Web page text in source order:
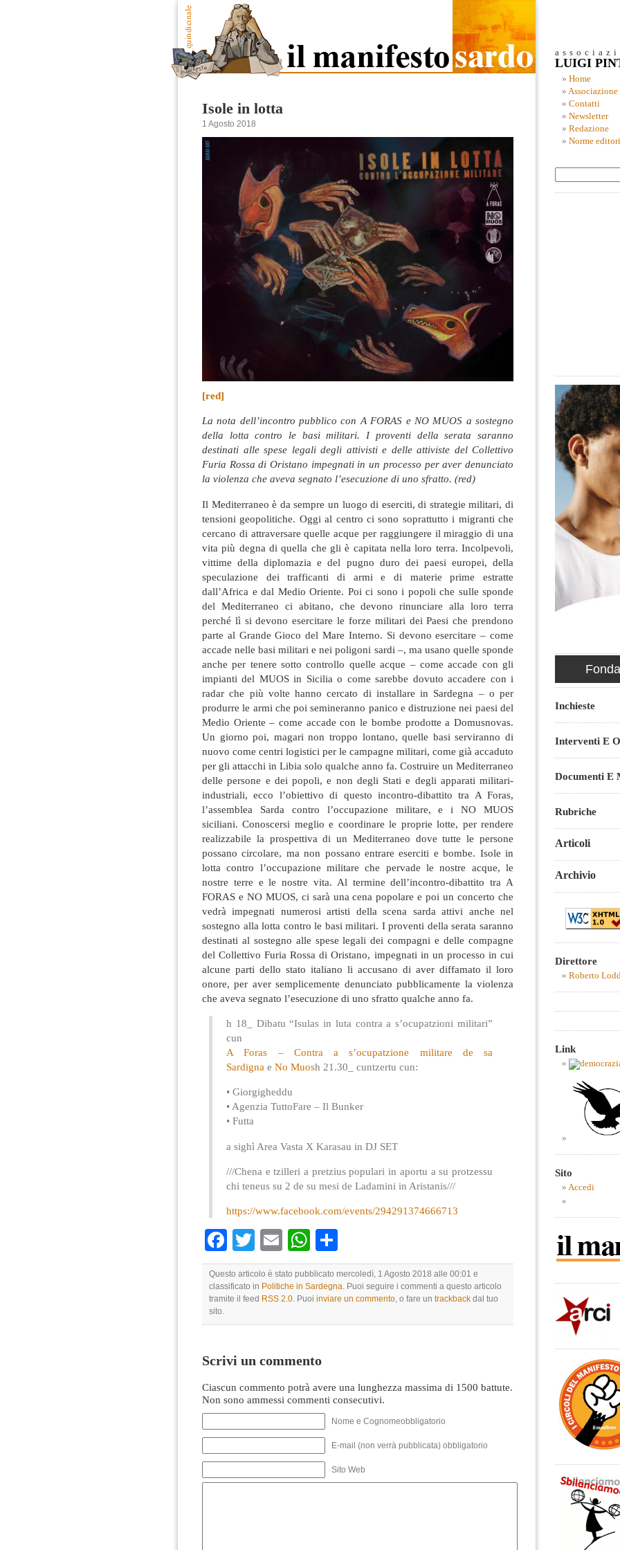
Isole in lotta
1 Agosto 2018
[red]
La nota dell’incontro pubblico con A FORAS e NO MUOS a sostegno
della lotta contro le basi militari. I proventi della serata saranno
destinati alle spese legali degli attivisti e delle attiviste del Collettivo
Furia Rossa di Oristano impegnati in un processo per aver denunciato
la violenza che aveva segnato l’esecuzione di uno sfratto. (red)
Il Mediterraneo è da sempre un luogo di eserciti, di strategie militari, di
tensioni geopolitiche. Oggi al centro ci sono soprattutto i migranti che
cercano di attraversare quelle acque per raggiungere il miraggio di una
vita più degna di quella che gli è capitata nella loro terra. Incolpevoli,
vittime della diplomazia e del pugno duro dei paesi europei, della
speculazione dei trafficanti di armi e di materie prime estratte
dall’Africa e dal Medio Oriente. Poi ci sono i popoli che sulle sponde
del Mediterraneo ci abitano, che devono rinunciare alla loro terra
perché lì si devono esercitare le forze militari dei Paesi che prendono
parte al Grande Gioco del Mare Interno. Si devono esercitare – come
accade nelle basi militari e nei poligoni sardi –, ma usano quelle sponde
anche per tenere sotto controllo quelle acque – come accade con gli
impianti del MUOS in Sicilia o come sarebbe dovuto accadere con i
radar che più volte hanno cercato di installare in Sardegna – o per
produrre le armi che poi semineranno panico e distruzione nei paesi del
Medio Oriente – come accade con le bombe prodotte a Domusnovas.
Un giorno poi, magari non troppo lontano, quelle basi serviranno di
nuovo come centri logistici per le campagne militari, come già accaduto
per gli attacchi in Libia solo qualche anno fa. Costruire un Mediterraneo
delle persone e dei popoli, e non degli Stati e degli apparati militari-
industriali, ecco l’obiettivo di questo incontro-dibattito tra A Foras,
l’assemblea Sarda contro l’occupazione militare, e i NO MUOS
siciliani. Conoscersi meglio e coordinare le proprie lotte, per rendere
realizzabile la prospettiva di un Mediterraneo dove tutte le persone
possano circolare, ma non possano entrare eserciti e bombe. Isole in
lotta contro l’occupazione militare che pervade le nostre acque, le
nostre terre e le nostre vita. Al termine dell’incontro-dibattito tra A
FORAS e NO MUOS, ci sarà una cena popolare e poi un concerto che
vedrà impegnati numerosi artisti della scena sarda attivi anche nel
sostegno alla lotta contro le basi militari. I proventi della serata saranno
destinati al sostegno alle spese legali dei compagni e delle compagne
del Collettivo Furia Rossa di Oristano, impegnati in un processo in cui
alcune parti dello stato italiano li accusano di aver diffamato il loro
onore, per aver semplicemente denunciato pubblicamente la violenza
che aveva segnato l’esecuzione di uno sfratto qualche anno fa.
h 18_ Dibatu “Isulas in luta contra a s’ocupatzioni militari”
cun
A Foras – Contra a s’ocupatzione militare de sa
Sardigna e No Muosh 21.30_ cuntzertu cun:
• Giorgigheddu
• Agenzia TuttoFare – Il Bunker
• Futta
a sighì Area Vasta X Karasau in DJ SET
///Chena e tzilleri a pretzius populari in aportu a su protzessu
chi teneus su 2 de su mesi de Ladamini in Aristanis///
https://www.facebook.com/events/294291374666713
Facebook
TwitterEmailWhatsApp
Questo articolo è stato pubblicato mercoledì, 1 Agosto 2018 alle 00:01 e
classificato in Politiche in Sardegna. Puoi seguire i commenti a questo articolo
tramite il feed RSS 2.0. Puoi inviare un commento, o fare un trackback dal tuo
sito.
Scrivi un commento
Ciascun commento potrà avere una lunghezza massima di 1500 battute.
Non sono ammessi commenti consecutivi.
Nome e Cognomeobbligatorio
E-mail (non verrà pubblicata) obbligatorio
Sito Web
LUIGI
Home
Associazione
Contatti
Newsletter
Redazione
Norme
Inchieste
Interventi E
Documenti E
Rubriche
Articoli
Archivio
Direttore
Roberto
Link
Sito
Accedi